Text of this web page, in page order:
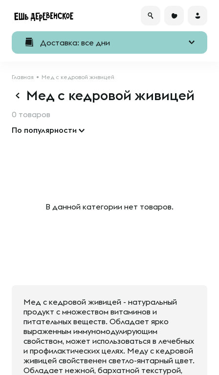
Доставка: все дни
Главная Мед с кедровой живицей
Мед с кедровой живицей
0 товаров
По популярности
В данной категории нет товаров.
Мед с кедровой живицей - натуральный
продукт с множеством витаминов и
питательных веществ. Обладает ярко
выраженным иммуномодулирующим
свойством, может использоваться в лечебных
и профилактических целях. Меду с кедровой
живицей свойственен светло-янтарный цвет.
Обладает нежной, бархатной текстурой,